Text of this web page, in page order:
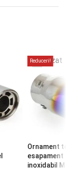
Reduceri!
epuizat
Ornament
esapament
inoxidabil